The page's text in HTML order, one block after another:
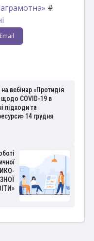
#
Email
вебінар «Протидія
щодо COVID-19 в
підходи та
14 грудня